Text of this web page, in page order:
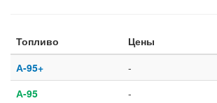
Топливо
Цены
А-95+
-
А-95
-